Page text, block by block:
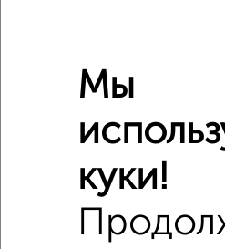
Мы
куки!